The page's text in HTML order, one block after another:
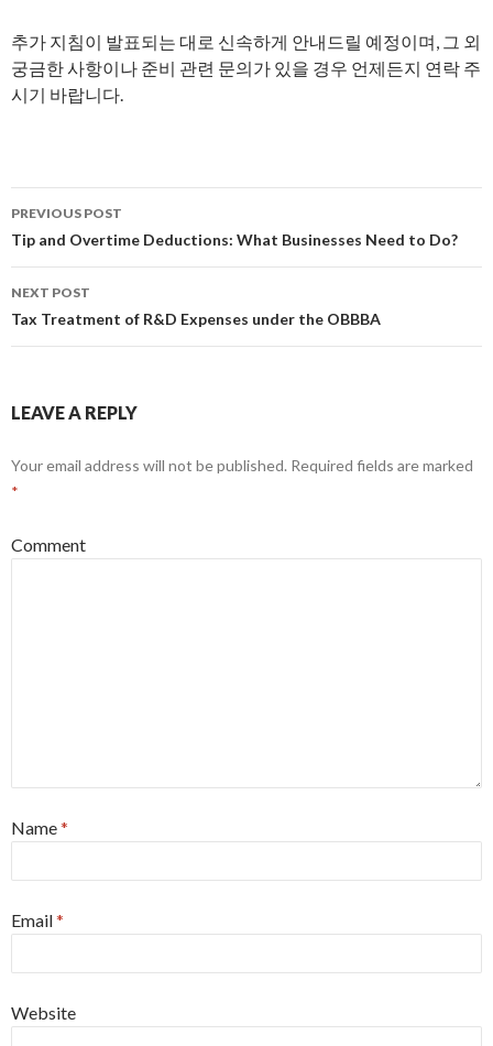
추가 지침이 발표되는 대로 신속하게 안내드릴 예정이며, 그 외
궁금한 사항이나 준비 관련 문의가 있을 경우 언제든지 연락 주
시기 바랍니다.
Post
navigation
PREVIOUS POST
Tip and Overtime Deductions: What Businesses Need to Do?
NEXT POST
Tax Treatment of R&D Expenses under the OBBBA
LEAVE A REPLY
Your email address will not be published. Required fields are marked
*
Comment
Name*
Email*
Website